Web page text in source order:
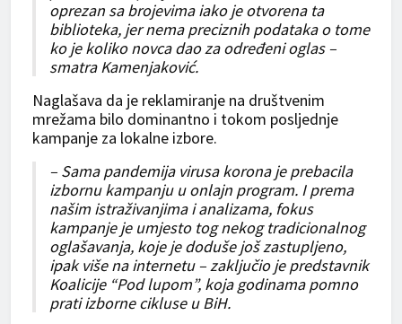
oprezan sa brojevima iako je otvorena ta
biblioteka, jer nema preciznih podataka o tome
ko je koliko novca dao za određeni oglas –
smatra Kamenjaković.
Naglašava da je reklamiranje na društvenim
mrežama bilo dominantno i tokom posljednje
kampanje za lokalne izbore.
– Sama pandemija virusa korona je prebacila
izbornu kampanju u onlajn program. I prema
našim istraživanjima i analizama, fokus
kampanje je umjesto tog nekog tradicionalnog
oglašavanja, koje je doduše još zastupljeno,
ipak više na internetu – zaključio je predstavnik
Koalicije “Pod lupom”, koja godinama pomno
prati izborne cikluse u BiH.